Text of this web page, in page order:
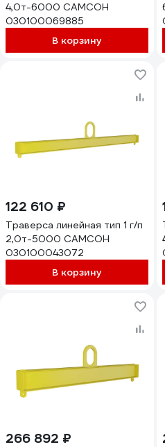
4,0т-6000 САМСОН
030100069885
В корзину
122 610 ₽
Траверса линейная тип 1 г/п
2,0т-5000 САМСОН
030100043072
В корзину
266 892 ₽